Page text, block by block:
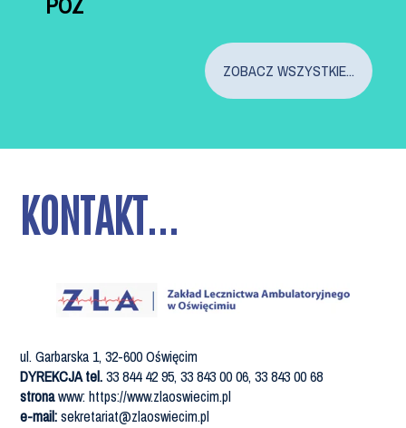
ZOBACZ WSZYSTKIE...
KONTAKT...
ul. Garbarska 1, 32-600 Oświęcim
DYREKCJA tel.33 844 42 95, 33 843 00 06, 33 843 00 68
stronawww: https://www.zlaoswiecim.pl
e-mail:sekretariat@zlaoswiecim.pl